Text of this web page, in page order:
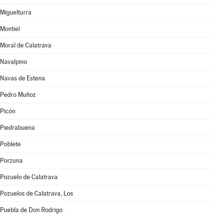
Miguelturra
Montiel
Moral de Calatrava
Navalpino
Navas de Estena
Pedro Muñoz
Picón
Piedrabuena
Poblete
Porzuna
Pozuelo de Calatrava
Pozuelos de Calatrava, Los
Puebla de Don Rodrigo